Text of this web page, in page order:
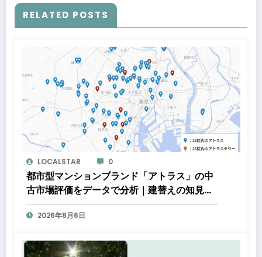
RELATED POSTS
LOCALSTAR 0
都市型マンションブランド「アトラス」の中
古市場評価をデータで分析｜建替えの知見、
都心好立地、開発思想が支えるブランド価値
2026年8月6日